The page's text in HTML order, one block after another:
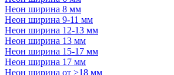
Неон ширина 8 мм
Неон ширина 9-11 мм
Неон ширина 12-13 мм
Неон ширина 13 мм
Неон ширина 15-17 мм
Неон ширина 17 мм
Неон ширина от >18 мм